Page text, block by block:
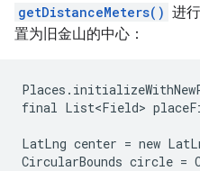
getDistanceMeters() 进
置为旧金山的中心：
final List<Field>
LatLng center = new
CircularBounds circle =